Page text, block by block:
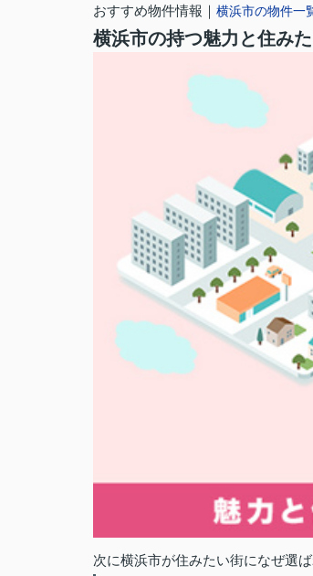
おすすめ物件情報｜ 横浜市の物件一
横浜市の持つ魅力と住み
次に横浜市が住みたい街になぜ選